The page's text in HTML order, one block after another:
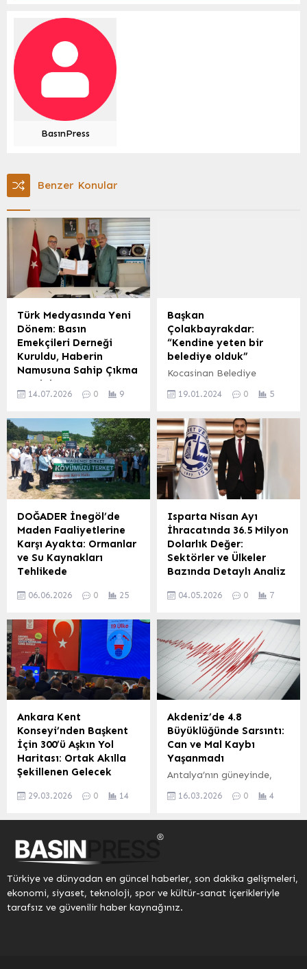
BasınPress
Benzer Konular
Türk Medyasında Yeni
Dönem: Basın
Emekçileri Derneği
Kuruldu, Haberin
Namusuna Sahip Çıkma
Yemini
Basın Sektöründe Önemli
Derneği Faaliyete Başladı
Ankara’da, Türk basın
sektörünün karşılaştığı
zorluklara dikkat çekmek
ve mesleki ilkeleri
savunmak amacıyla Basın
Emekçileri Derneği resmen
kuruldu. Sektörün
deneyimli isimlerinin bir
araya gelerek oluşturduğu
dernek, medya
korumayı ve mesleğin
yükseltmeyi hedefliyor.
Farklı medya
kuruluşlarında görev...
14.07.2026 0 9
Başkan
Çolakbayrakdar:
“Kendine yeten bir
belediye olduk”
Kocasinan Belediye
Çolakbayrakdar’ın hayata
Kocasinan Belediyesi,
‘Kendi kendine yeten bir
belediye’ oldu. Her
defasında “‘Kendi kendine
yeten belediye’ ve ‘Kendi
kendine yeten bir şehir’
olmalıyız” diyen Başkan
Çolakbayrakdar, “Kendi
kaynaklarıyla Dünya
genelinde stratejik olarak
öne çıkan şehirler,
gelecekte kendi kaderlerini
yönetecek. Bu anlamda
19.01.2024 0 5
DOĞADER İnegöl’de
Maden Faaliyetlerine
Karşı Ayakta: Ormanlar
ve Su Kaynakları
Tehlikede
bağlı Süpürtü ve Eymir
maden ocağı bölgesinde,
Doğal ve Yaşamsal
Entegrasyon (DOĞADER)
tarafından çevreye duyarlı
bir basın açıklaması
düzenlendi. Jandarma
ekiplerinin güvenlik
önlemleri aldığı etkinliğe;
DOĞADER Başkanı Murat
Demir, önceki dönem
Bursa Kent Konseyi
Başkanı Prof. Dr. Ertuğrul
Aksoy, CHP İnegöl İlçe
06.06.2026 0 25
Isparta Nisan Ayı
İhracatında 36.5 Milyon
Dolarlık Değer:
Sektörler ve Ülkeler
Bazında Detaylı Analiz
Odası (ITSO) Genel
Çeliköz, Nisan ayında
Isparta’nın ihracat
rakamlarını değerlendirdi.
Geçtiğimiz yılın aynı
dönemine göre yüzde 5’lik
bir düşüş yaşandığını
belirten Çeliköz, bu
durumun küresel ekonomik
gelişmelerin ihracat
üzerindeki etkilerinden
kaynaklandığını vurguladı.
Isparta’nın üretim ve
ihracat yapısındaki
geliştirilmesinin önemine
04.05.2026 0 7
Ankara Kent
Konseyi’nden Başkent
İçin 300’ü Aşkın Yol
Haritası: Ortak Akılla
Şekillenen Gelecek
Başkent’in geleceğine yön
geldi. Kentin ortak aklıyla
hazırlanan öneriler, genel
Meclisler ve çalışma
gruplarının uzun soluklu
çalışmaları sonucunda
29.03.2026 0 14
Akdeniz’de 4.8
Büyüklüğünde Sarsıntı:
Can ve Mal Kaybı
Yaşanmadı
Antalya’nın güneyinde,
ölçeğine göre 4,8
açıklamaya göre, sarsıntı
16 Mart 2026 saat
09.46’da kaydedildi.
16.03.2026 0 4
Türkiye ve dünyadan en güncel haberler, son dakika gelişmeleri,
ekonomi, siyaset, teknoloji, spor ve kültür-sanat içerikleriyle
tarafsız ve güvenilir haber kaynağınız.